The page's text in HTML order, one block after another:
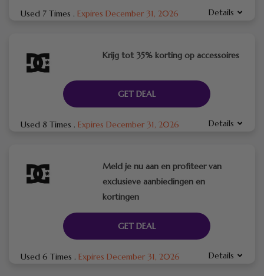
Used 7 Times . Expires December 31, 2026 Details
Krijg tot 35% korting op accessoires
GET DEAL
Used 8 Times . Expires December 31, 2026 Details
Meld je nu aan en profiteer van
exclusieve aanbiedingen en
kortingen
GET DEAL
Used 6 Times . Expires December 31, 2026 Details